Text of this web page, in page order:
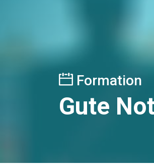
Formation
Gute